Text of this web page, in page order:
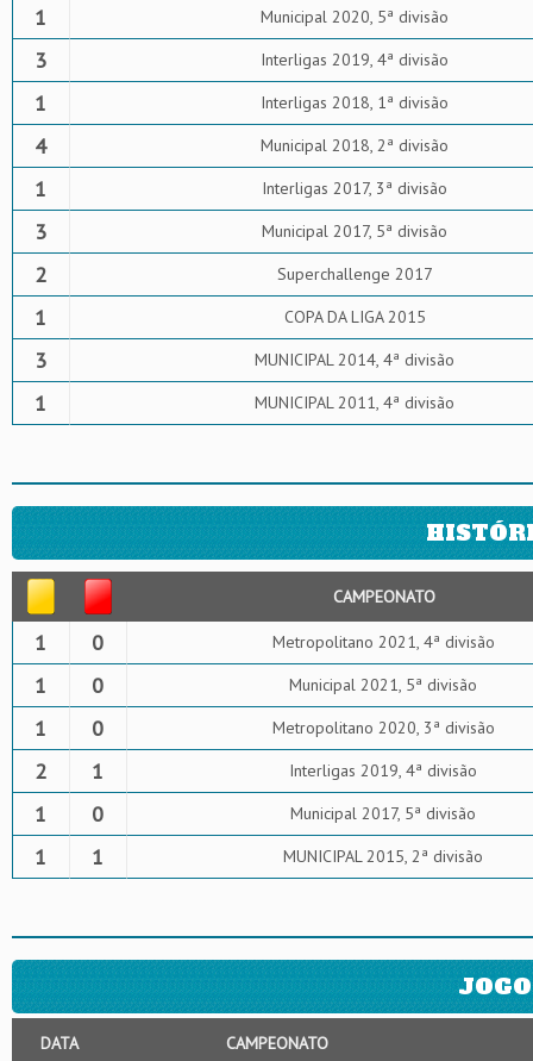
1 Municipal 2020, 5ª divisão
3 Interligas 2019, 4ª divisão
1 Interligas 2018, 1ª divisão
4 Municipal 2018, 2ª divisão
1 Interligas 2017, 3ª divisão
3 Municipal 2017, 5ª divisão
2 Superchallenge 2017
1 COPA DA LIGA 2015
3 MUNICIPAL 2014, 4ª divisão
1 MUNICIPAL 2011, 4ª divisão
CAMPEONATO
1 0 Metropolitano 2021, 4ª divisão
1 0 Municipal 2021, 5ª divisão
1 0 Metropolitano 2020, 3ª divisão
2 1 Interligas 2019, 4ª divisão
1 0 Municipal 2017, 5ª divisão
1 1 MUNICIPAL 2015, 2ª divisão
DATA CAMPEONATO